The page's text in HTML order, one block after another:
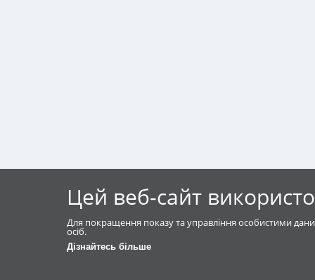
Цей веб-сайт
Для покращення показу та управління особистими
осіб.
Дізнайтесь більше